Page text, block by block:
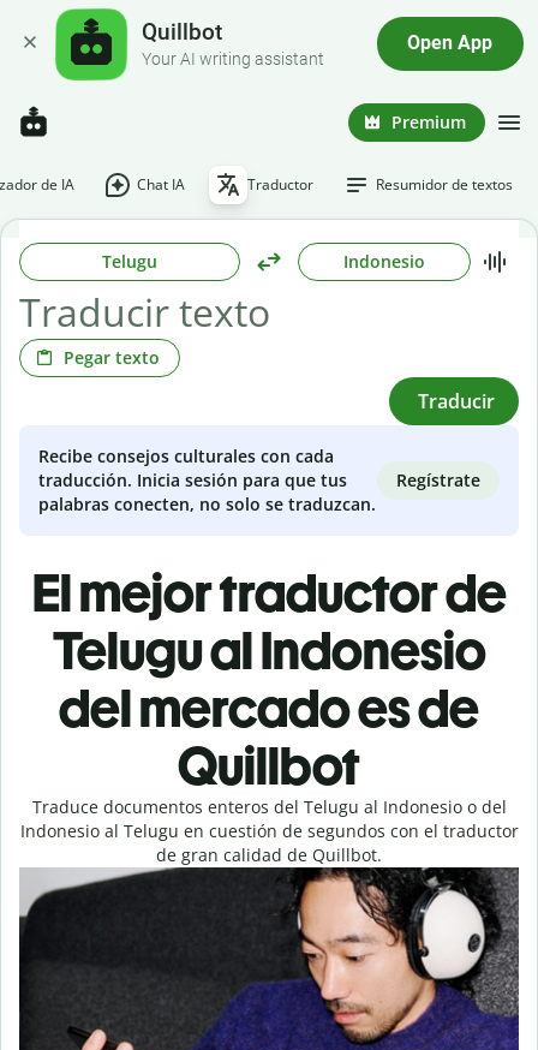
Quillbot
Your AI writing assistant
Open App
Premium
de IA Chat IA Traductor Resumidor de textos
Telugu Indonesio
Pegar texto
Traducir
Recibe consejos culturales con cada
traducción. Inicia sesión para que tus
palabras conecten, no solo se traduzcan.
Regístrate
El mejor traductor de
Telugu al Indonesio
del mercado es de
Quillbot
Traduce documentos enteros del Telugu al Indonesio o del
Indonesio al Telugu en cuestión de segundos con el traductor
de gran calidad de Quillbot.